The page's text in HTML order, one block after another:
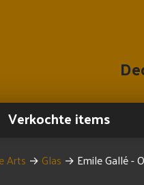
Verkochte items
Arts → Glas → Emile Gallé -